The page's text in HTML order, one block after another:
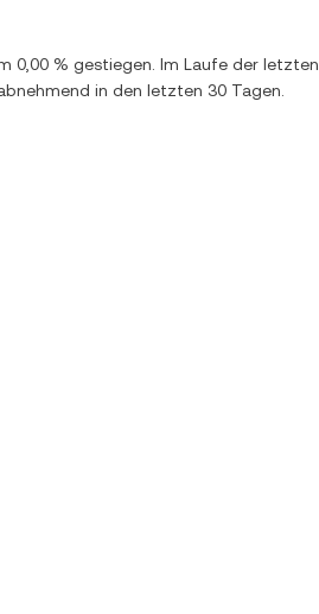
0,00 % gestiegen. Im Laufe der letzten
in den letzten 30 Tagen.